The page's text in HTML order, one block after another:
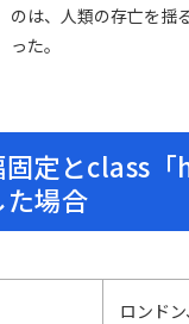
のは、人類の存亡を揺
った。
固定とclass
た場合
ロンド